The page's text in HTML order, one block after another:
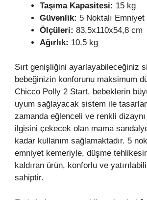
Taşıma Kapasitesi: 15 kg
Güvenlik: 5 Noktalı Emniyet
Ölçüleri: 83,5x110x54,8 cm
Ağırlık: 10,5 kg
Sırt genişliğini ayarlayabileceğiniz
bebeğinizin konforunu maksimum
Chicco Polly 2 Start, bebeklerin
uyum sağlayacak sistem ile
zamanda eğlenceli ve renkli
ilgisini çekecek olan mama
kadar kullanım sağlamaktadır. 5
emniyet kemeriyle, düşme
kaldıran ürün, konforlu ve
sahiptir.